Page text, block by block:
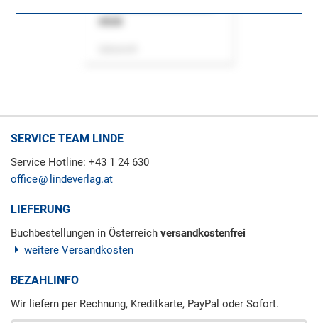
SERVICE TEAM LINDE
Service Hotline: +43 1 24 630
office
lindeverlag.at
LIEFERUNG
Buchbestellungen in Österreich versandkostenfrei
weitere Versandkosten
BEZAHLINFO
Wir liefern per Rechnung, Kreditkarte, PayPal oder Sofort.